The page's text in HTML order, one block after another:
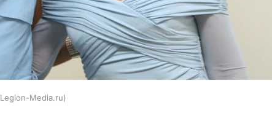
Legion-Media.ru